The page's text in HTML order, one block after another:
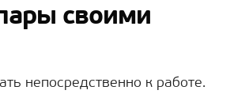
своими
непосредственно к работе.